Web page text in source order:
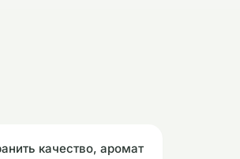
качество, аромат